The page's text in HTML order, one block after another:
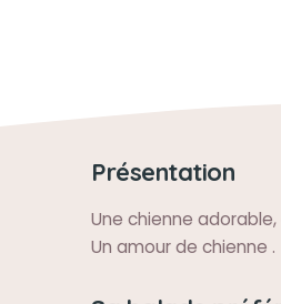
Présentation
Une chienne
Un amour de chienne .